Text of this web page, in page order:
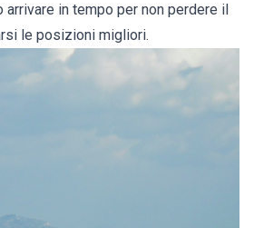
arrivare in tempo per non perdere il
le posizioni migliori.